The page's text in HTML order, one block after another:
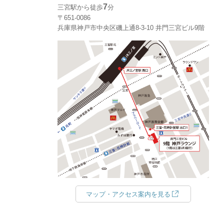
三宮駅から徒歩7分
〒651-0086
兵庫県神戸市中央区磯上通8-3-10 井門三宮ビル9階
マップ・アクセス案内を見る